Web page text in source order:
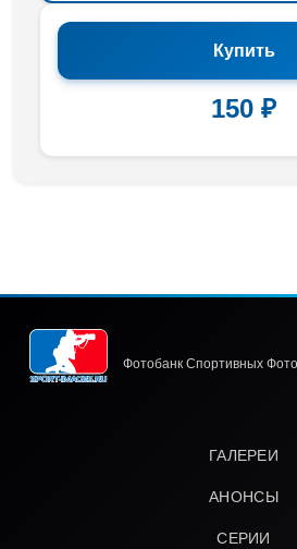
Купить
150 ₽
Фотобанк Спортивных
ГАЛЕРЕИ
АНОНСЫ
СЕРИИ